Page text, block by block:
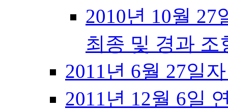
2010년 10월
최종 및 경과 조
2011년 6월 27일
2011년 12월 6일